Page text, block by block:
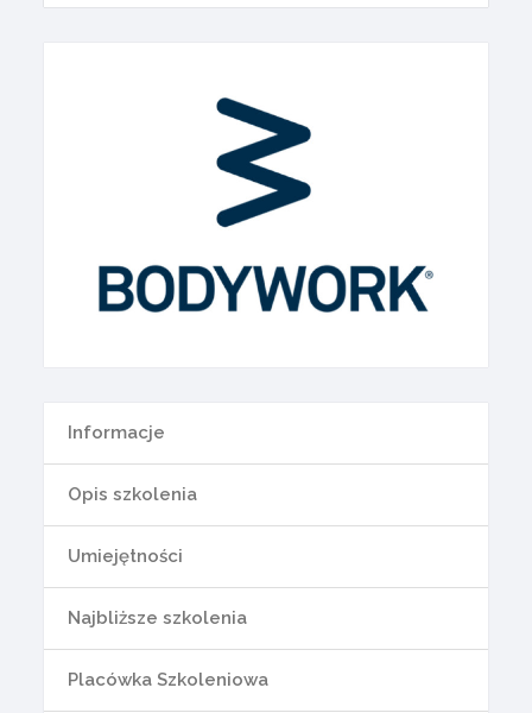
Informacje
Opis szkolenia
Umiejętności
Najbliższe szkolenia
Placówka Szkoleniowa